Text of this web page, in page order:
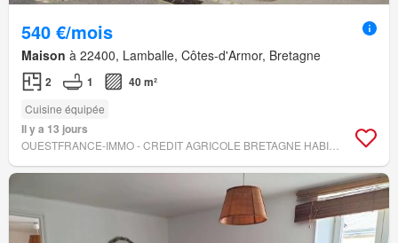
540 €/mois
Maison à 22400, Lamballe, Côtes-d'Armor, Bretagne
2 1 40 m²
Cuisine équipée
Il y a 13 jours